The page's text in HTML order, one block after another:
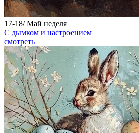
17-18/ Май неделя
С дымком и настроением
смотреть